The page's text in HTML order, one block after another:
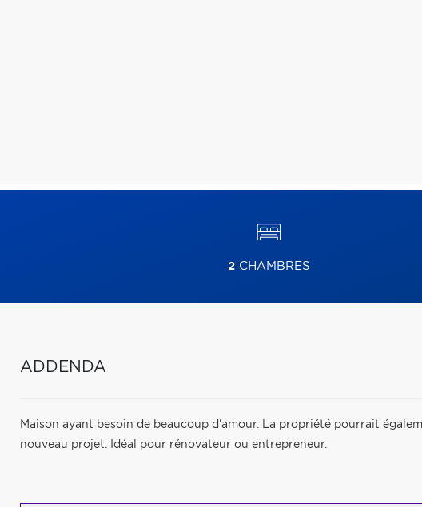
2CHAMBRES
ADDENDA
Maison ayant besoin de beaucoup d'amour. La propriété pourrait
nouveau projet. Idéal pour rénovateur ou entrepreneur.